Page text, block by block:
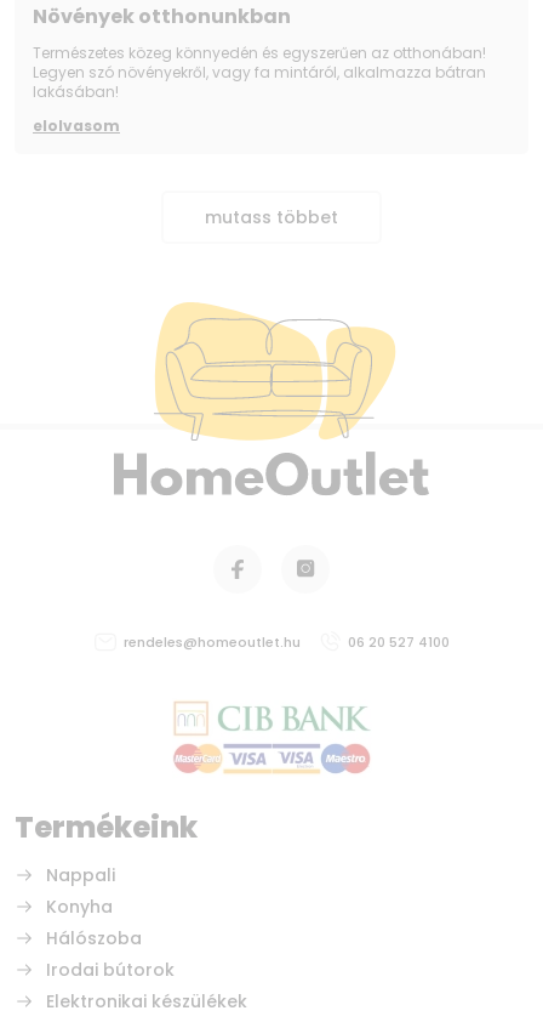
Növények otthonunkban
Természetes közeg könnyedén és egyszerűen az otthonában!
Legyen szó növényekről, vagy fa mintáról, alkalmazza bátran
lakásában!
elolvasom
mutass többet
Termékeink
Nappali
Konyha
Hálószoba
Irodai bútorok
Elektronikai készülékek
rendeles@homeoutlet.hu 06 20 527 4100